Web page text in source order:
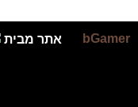
אתר מבית bGamer